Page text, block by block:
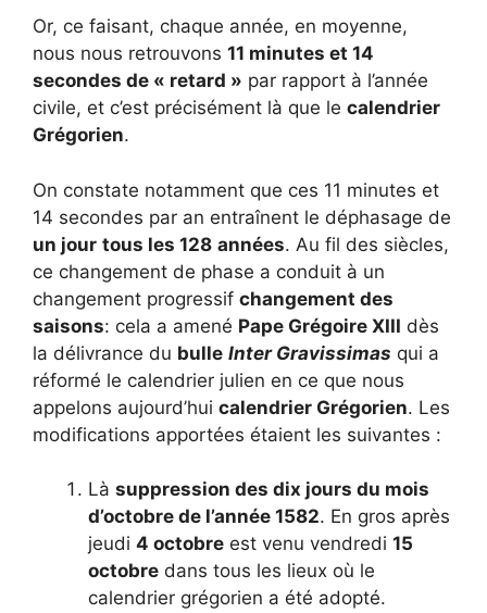
Or, ce faisant, chaque année, en moyenne,
nous nous retrouvons 11 minutes et 14
secondes de « retard » par rapport à l’année
civile, et c’est précisément là que le calendrier
Grégorien.
On constate notamment que ces 11 minutes et
14 secondes par an entraînent le déphasage de
un jour tous les 128 années. Au fil des siècles,
ce changement de phase a conduit à un
changement progressif changement des
saisons: cela a amené Pape Grégoire XIII dès
la délivrance du bulle Inter Gravissimas qui a
réformé le calendrier julien en ce que nous
appelons aujourd’hui calendrier Grégorien. Les
modifications apportées étaient les suivantes :
Là suppression des dix jours du mois
d’octobre de l’année 1582. En gros après
jeudi 4 octobre est venu vendredi 15
octobre dans tous les lieux où le
calendrier grégorien a été adopté.